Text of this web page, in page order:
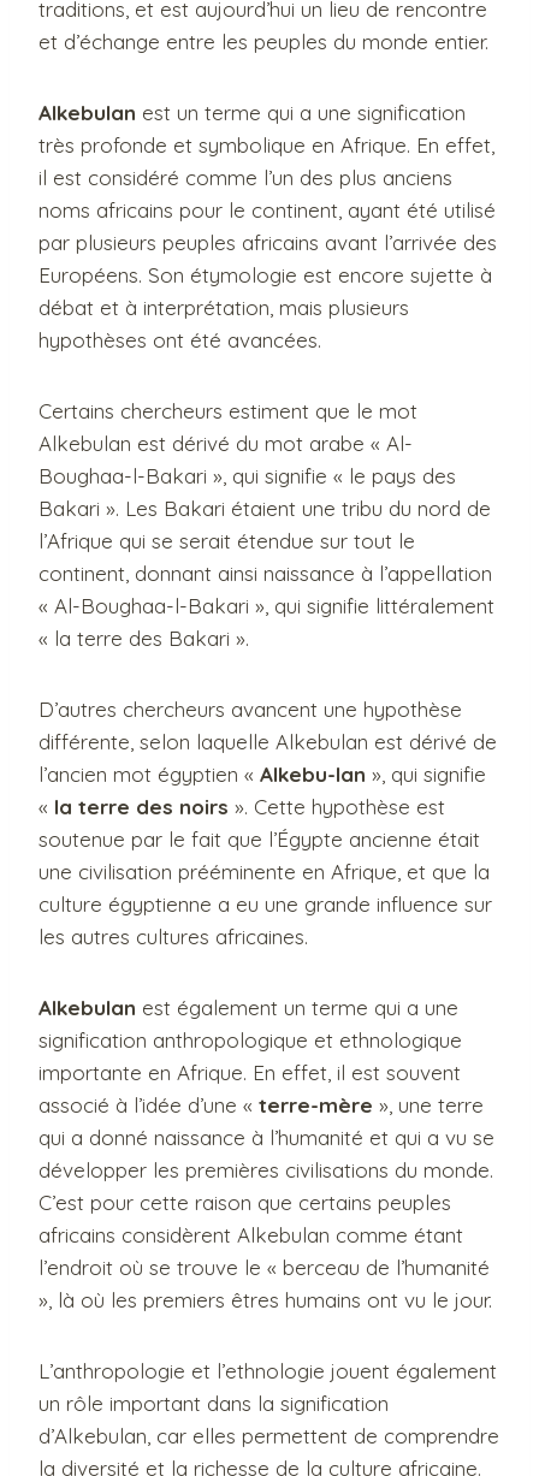
traditions, et est aujourd’hui un lieu de rencontre
et d’échange entre les peuples du monde entier.
Alkebulan est un terme qui a une signification
très profonde et symbolique en Afrique. En effet,
il est considéré comme l’un des plus anciens
noms africains pour le continent, ayant été utilisé
par plusieurs peuples africains avant l’arrivée des
Européens. Son étymologie est encore sujette à
débat et à interprétation, mais plusieurs
hypothèses ont été avancées.
Certains chercheurs estiment que le mot
Alkebulan est dérivé du mot arabe « Al-
Boughaa-l-Bakari », qui signifie « le pays des
Bakari ». Les Bakari étaient une tribu du nord de
l’Afrique qui se serait étendue sur tout le
continent, donnant ainsi naissance à l’appellation
« Al-Boughaa-l-Bakari », qui signifie littéralement
« la terre des Bakari ».
D’autres chercheurs avancent une hypothèse
différente, selon laquelle Alkebulan est dérivé de
l’ancien mot égyptien « Alkebu-lan », qui signifie
« la terre des noirs ». Cette hypothèse est
soutenue par le fait que l’Égypte ancienne était
une civilisation prééminente en Afrique, et que la
culture égyptienne a eu une grande influence sur
les autres cultures africaines.
Alkebulan est également un terme qui a une
signification anthropologique et ethnologique
importante en Afrique. En effet, il est souvent
associé à l’idée d’une « terre-mère », une terre
qui a donné naissance à l’humanité et qui a vu se
développer les premières civilisations du monde.
C’est pour cette raison que certains peuples
africains considèrent Alkebulan comme étant
l’endroit où se trouve le « berceau de l’humanité
», là où les premiers êtres humains ont vu le jour.
L’anthropologie et l’ethnologie jouent également
un rôle important dans la signification
d’Alkebulan, car elles permettent de comprendre
la diversité et la richesse de la culture africaine.